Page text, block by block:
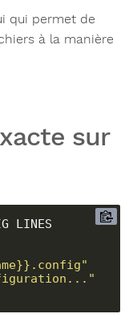
qui permet de
à la manière
sur